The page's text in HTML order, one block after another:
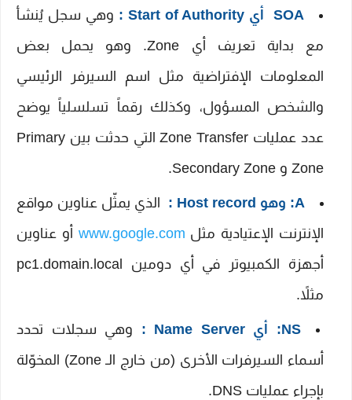
SOA أي Start of Authority :
وهي سجل يُنشأ
مع بداية تعريف أي Zone. وهو يحمل بعض
المعلومات الإفتراضية مثل اسم السيرفر الرئيسي
والشخص المسؤول، وكذلك رقماً تسلسلياً يوضح
عدد عمليات Zone Transfer التي حدثت بين Primary
Zone و Secondary Zone.
A: وهو Host record :
الذي يمثّل عناوين مواقع
الإنترنت الإعتيادية مثل www.google.com أو عناوين
أجهزة الكمبيوتر في أي دومين pc1.domain.local
مثلاً.
NS: أي Name Server :
وهي سجلات تحدد
أسماء السيرفرات الأخرى (من خارج الـ Zone) المخوّلة
بإجراء عمليات DNS.